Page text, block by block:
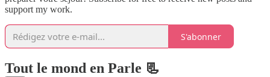
support my work.
S'abonner
Tout le mond en Parle 📃